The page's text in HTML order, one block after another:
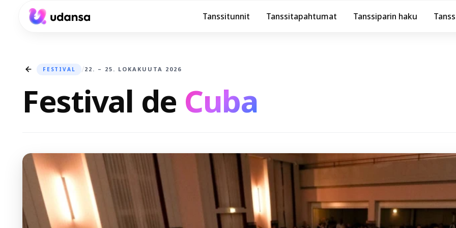
accessibility.skipToMainContent Tanssitunnit Tanssitapahtumat Tanssiparin haku
FESTIVAL /22. – 25. LOKAKUUTA 2026
Festival de Cuba